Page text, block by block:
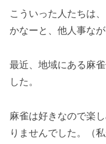
こういった人たちは
かなーと、他人事なが
最近、地域にある麻
した。
麻雀は好きなので楽
りませんでした。（